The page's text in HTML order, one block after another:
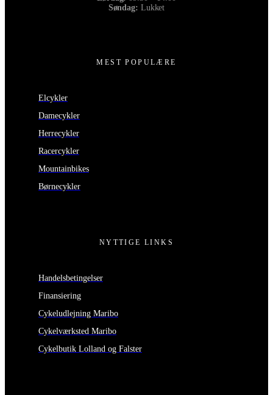
Søndag: Lukket
MEST POPULÆRE
Elcykler
Damecykler
Herrecykler
Racercykler
Mountainbikes
Børnecykler
NYTTIGE LINKS
Handelsbetingelser
Finansiering
Cykeludlejning Maribo
Cykelværksted Maribo
Cykelbutik Lolland og Falster